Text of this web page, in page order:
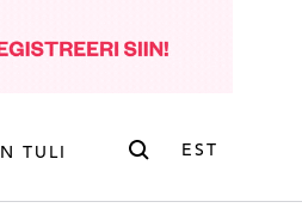
TULI EST
Otsi